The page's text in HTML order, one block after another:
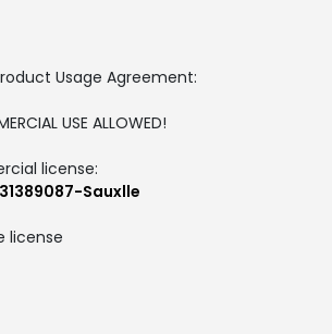
Usage Agreement:
USE ALLOWED!
license:
Sauxlle
license